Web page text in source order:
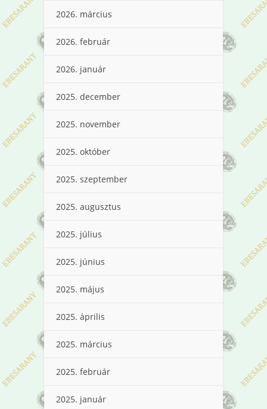
2026. március
2026. február
2026. január
2025. december
2025. november
2025. október
2025. szeptember
2025. augusztus
2025. július
2025. június
2025. május
2025. április
2025. március
2025. február
2025. január